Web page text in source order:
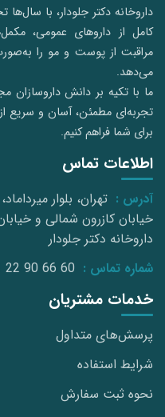
داروخانه دکتر جلودار، با
کامل از داروهای عمومی،
مراقبت از پوست و مو را
می‌دهد.
ما با تکیه بر دانش داروسازان
تجربه‌ای مطمئن، آسان و سریع
برای شما فراهم کنیم.
اطلاعات تماس
آدرس : تهران، بلوار
داروخانه دکتر جلودار
شماره تماس : 22 90 66 60
خدمات مشتریان
پرسش‌های متداول
شرایط استفاده
نحوه ثبت سفارش